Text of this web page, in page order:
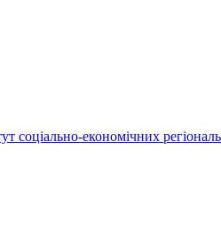
соціально-економічних